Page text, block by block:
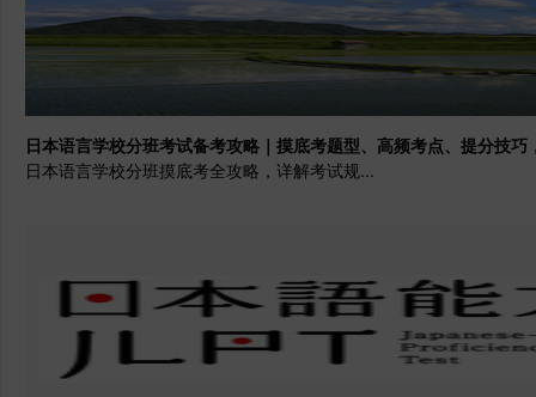
日本语言学校分班考试备考攻略｜摸底考题型、高频考点、提分技
日本语言学校分班摸底考全攻略，详解考试规...